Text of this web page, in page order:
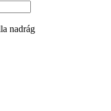
nadrág